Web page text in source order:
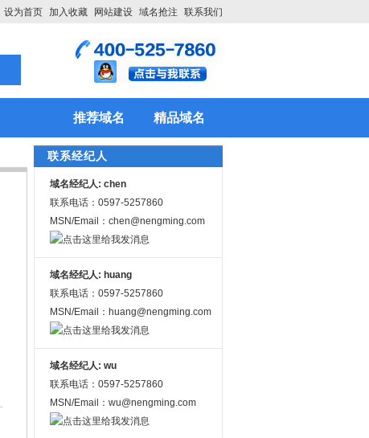
设为首页 加入收藏 网站建设 域名抢注 联系我们
推荐域名 精品域名
联系经纪人
域名经纪人: chen
联系电话：0597-5257860
MSN/Email：chen@nengming.com
域名经纪人: huang
联系电话：0597-5257860
MSN/Email：huang@nengming.com
域名经纪人: wu
联系电话：0597-5257860
MSN/Email：wu@nengming.com